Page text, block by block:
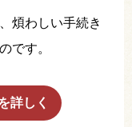
煩わしい手続き
です。
詳しく